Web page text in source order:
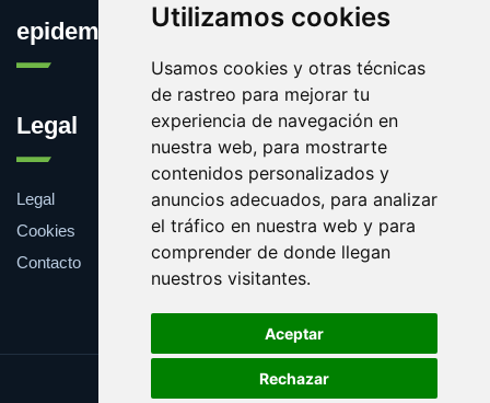
Utilizamos cookies
Usamos cookies y otras técnicas
de rastreo para mejorar tu
experiencia de navegación en
nuestra web, para mostrarte
contenidos personalizados y
anuncios adecuados, para analizar
el tráfico en nuestra web y para
comprender de donde llegan
nuestros visitantes.
Aceptar
Rechazar
epidemia.org
Legal
Legal
Cookies
Contacto
Update cookies preferences